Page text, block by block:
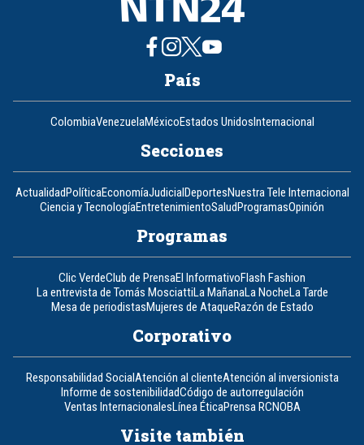
País
ColombiaVenezuelaMéxicoEstados UnidosInternacional
Secciones
ActualidadPolíticaEconomíaJudicialDeportesNuestra Tele Internacional
Ciencia y TecnologíaEntretenimientoSaludProgramasOpinión
Programas
Clic VerdeClub de PrensaEl InformativoFlash Fashion
La entrevista de Tomás MosciattiLa MañanaLa NocheLa Tarde
Mesa de periodistasMujeres de AtaqueRazón de Estado
Corporativo
Responsabilidad SocialAtención al clienteAtención al inversionista
Informe de sostenibilidadCódigo de autorregulación
Ventas InternacionalesLínea ÉticaPrensa RCNOBA
Visite también